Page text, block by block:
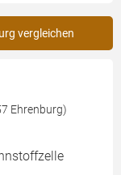
vergleichen
Ehrenburg)